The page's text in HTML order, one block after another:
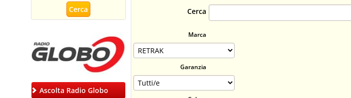
Ascolta Radio Globo
Cerca
Marca
Garanzia